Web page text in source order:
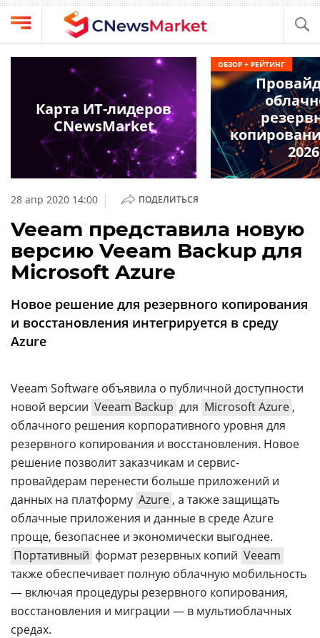
Выбрать
провайдера
Компании
обзоры
кабинет
О
проекте
Аналитика
Техника
ТВ
Об
издании
Реклама
Вакансии
Контакты
Max
Telegram
Дзен
VK
Rutube
CNews
Конференции
Техника
28 апр 2020 14:00 | ПОДЕЛИТЬСЯ
Veeam представила новую
версию Veeam Backup для
Microsoft Azure
Новое решение для резервного копирования
и восстановления интегрируется в среду
Azure
Veeam Software объявила о публичной доступности
новой версии Veeam Backup для Microsoft Azure ,
облачного решения корпоративного уровня для
резервного копирования и восстановления. Новое
решение позволит заказчикам и сервис-
провайдерам перенести больше приложений и
данных на платформу Azure , а также защищать
облачные приложения и данные в среде Azure
проще, безопаснее и экономически выгоднее.
Портативный формат резервных копий Veeam
также обеспечивает полную облачную мобильность
— включая процедуры резервного копирования,
восстановления и миграции — в мультиоблачных
средах.
Карта ИТ-лидеров
CNewsMarket
2026
ОБЗОР + РЕЙТИНГ